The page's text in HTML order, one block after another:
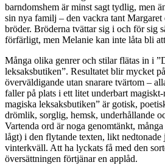
barndomshem är minst sagt tydlig, men
sin nya familj – den vackra tant Margaret
bröder. Bröderna tvättar sig i och för sig
förfärligt, men Melanie kan inte låta bli
Många olika genrer och stilar flätas in i
leksaksbutiken”. Resultatet blir mycket
överväldigande utan snarare tvärtom –
faller på plats i ett litet underbart
magiska leksaksbutiken” är gotisk,
drömlik, sorglig, hemsk, underhållande
Vartenda ord är noga genomtänkt,
lågt) i den flytande texten, likt
vinterkväll. Att ha lyckats få med den
översättningen förtjänar en applåd.